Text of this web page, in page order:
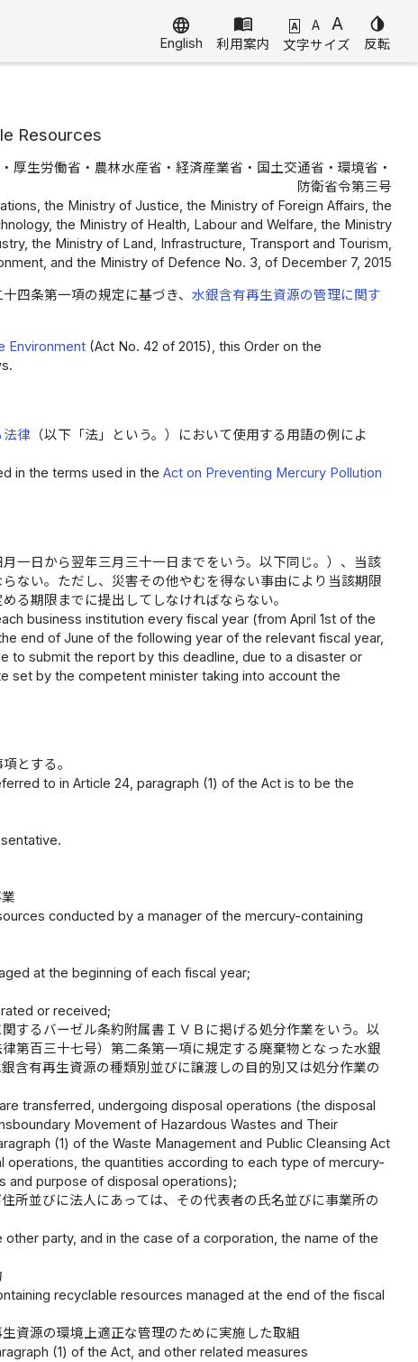
language
English
menu_book
利用案内
A A A
文字サイズ
invert_colors
反転
Resources
生労働省・農林水産省・経済産業省・国土交通省・環境省・
防衛省令第三号
the Ministry of Justice, the Ministry of Foreign Affairs, the
the Ministry of Health, Labour and Welfare, the Ministry
the Ministry of Land, Infrastructure, Transport and Tourism,
and the Ministry of Defence No. 3, of December 7, 2015
四条第一項の規定に基づき、 水銀含有再生資源の管理に関す
Environment(Act No. 42 of 2015), this Order on the
法律（以下「法」という。）において使用する用語の例によ
in the terms used in the Act on Preventing Mercury Pollution
一日から翌年三月三十一日までをいう。以下同じ。）、当該
ない。ただし、災害その他やむを得ない事由により当該期限
る期限までに提出してしなければならない。
business institution every fiscal year (from April 1st of the
end of June of the following year of the relevant fiscal year,
to submit the report by this deadline, due to a disaster or
set by the competent minister taking into account the
とする。
to in Article 24, paragraph (1) of the Act is to be the
conducted by a manager of the mercury-containing
at the beginning of each fiscal year;
or received;
するバーゼル条約附属書ＩＶＢに掲げる処分作業をいう。以
律第百三十七号）第二条第一項に規定する廃棄物となった水銀
含有再生資源の種類別並びに譲渡しの目的別又は処分作業の
transferred, undergoing disposal operations (the disposal
Movement of Hazardous Wastes and Their
(1) of the Waste Management and Public Cleansing Act
the quantities according to each type of mercury-
and purpose of disposal operations);
所並びに法人にあっては、その代表者の氏名並びに事業所の
party, and in the case of a corporation, the name of the
recyclable resources managed at the end of the fiscal
資源の環境上適正な管理のために実施した取組
(1) of the Act, and other related measures